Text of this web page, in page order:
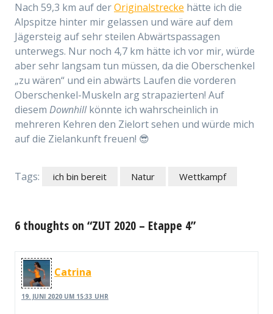
Nach 59,3 km auf derOriginalstrecke hätte ich die
Alpspitze hinter mir gelassen und wäre auf dem
Jägersteig auf sehr steilen Abwärtspassagen
unterwegs. Nur noch 4,7 km hätte ich vor mir, würde
aber sehr langsam tun müssen, da die Oberschenkel
„zu wären“ und ein abwärts Laufen die vorderen
Oberschenkel-Muskeln arg strapazierten! Auf
diesem Downhillkönnte ich wahrscheinlich in
mehreren Kehren den Zielort sehen und würde mich
auf die Zielankunft freuen! 😎
Tags: ich bin bereit Natur Wettkampf
6 thoughts on “ZUT 2020 – Etappe 4”
Catrina
19. JUNI 2020 UM 15:33 UHR